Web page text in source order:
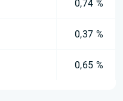
0,74 %
0,37 %
0,65 %